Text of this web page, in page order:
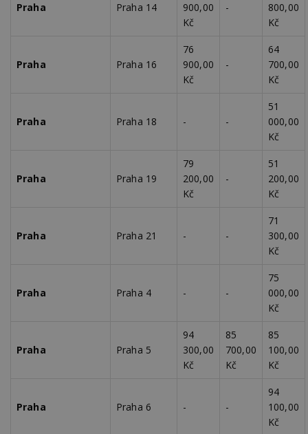
Praha Praha 14
900,00
Kč
-
800,00
Kč
Praha Praha 16
76
900,00
Kč
-
64
700,00
Kč
Praha Praha 18 - -
51
000,00
Kč
Praha Praha 19
79
200,00
Kč
-
51
200,00
Kč
Praha Praha 21 - -
71
300,00
Kč
Praha Praha 4 - -
75
000,00
Kč
Praha Praha 5
94
300,00
Kč
85
700,00
Kč
85
100,00
Kč
Praha Praha 6 - -
94
100,00
Kč